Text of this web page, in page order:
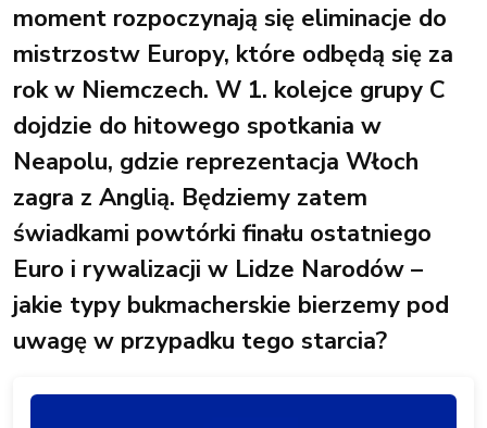
moment rozpoczynają się eliminacje do
mistrzostw Europy, które odbędą się za
rok w Niemczech. W 1. kolejce grupy C
dojdzie do hitowego spotkania w
Neapolu, gdzie reprezentacja Włoch
zagra z Anglią. Będziemy zatem
świadkami powtórki finału ostatniego
Euro i rywalizacji w Lidze Narodów –
jakie typy bukmacherskie bierzemy pod
uwagę w przypadku tego starcia?